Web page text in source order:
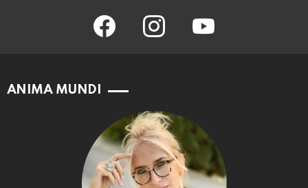
facebook instagram youtube
ANIMA MUNDI